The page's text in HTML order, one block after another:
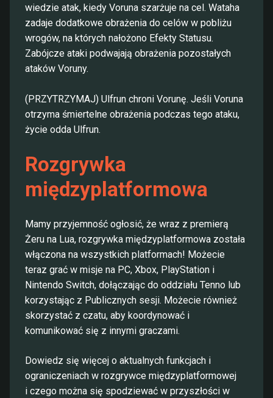
wiedzie atak, kiedy Voruna szarżuje na cel. Wataha
zadaje dodatkowe obrażenia do celów w pobliżu
wrogów, na których nałożono Efekty Statusu.
Zabójcze ataki podwajają obrażenia pozostałych
ataków Voruny.
(PRZYTRZYMAJ) Ulfrun chroni Vorunę. Jeśli Voruna
otrzyma śmiertelne obrażenia podczas tego ataku,
życie odda Ulfrun.
Rozgrywka
międzyplatformowa
Mamy przyjemność ogłosić, że wraz z premierą
Żeru na Lua, rozgrywka międzyplatformowa została
włączona na wszystkich platformach! Możecie
teraz grać w misje na PC, Xbox, PlayStation i
Nintendo Switch, dołączając do oddziału Tenno lub
korzystając z Publicznych sesji. Możecie również
skorzystać z czatu, aby koordynować i
komunikować się z innymi graczami.
Dowiedz się więcej o aktualnych funkcjach i
ograniczeniach w rozgrywce międzyplatformowej
i czego można się spodziewać w przyszłości w